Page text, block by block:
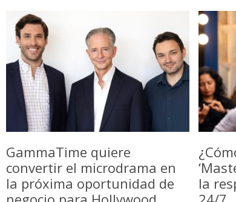
GammaTime quiere
convertir el microdrama en
la próxima oportunidad de
la